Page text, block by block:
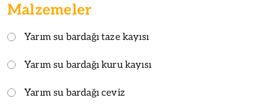
Malzemeler
Yarım su bardağı taze kayısı
Yarım su bardağı kuru kayısı
Yarım su bardağı ceviz